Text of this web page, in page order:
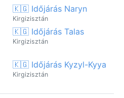
🇰🇬 Időjárás Naryn
Kirgizisztán
🇰🇬 Időjárás Talas
Kirgizisztán
🇰🇬 Időjárás Kyzyl-Kyya
Kirgizisztán